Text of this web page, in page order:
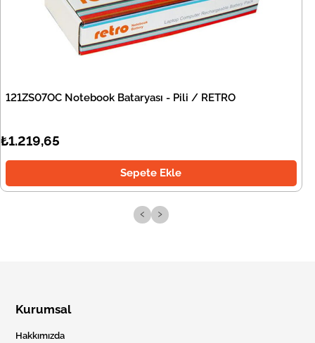
121ZS07OC Notebook Bataryası - Pili / RETRO
₺1.219,65
Sepete Ekle
‹ ›
Kurumsal
Hakkımızda